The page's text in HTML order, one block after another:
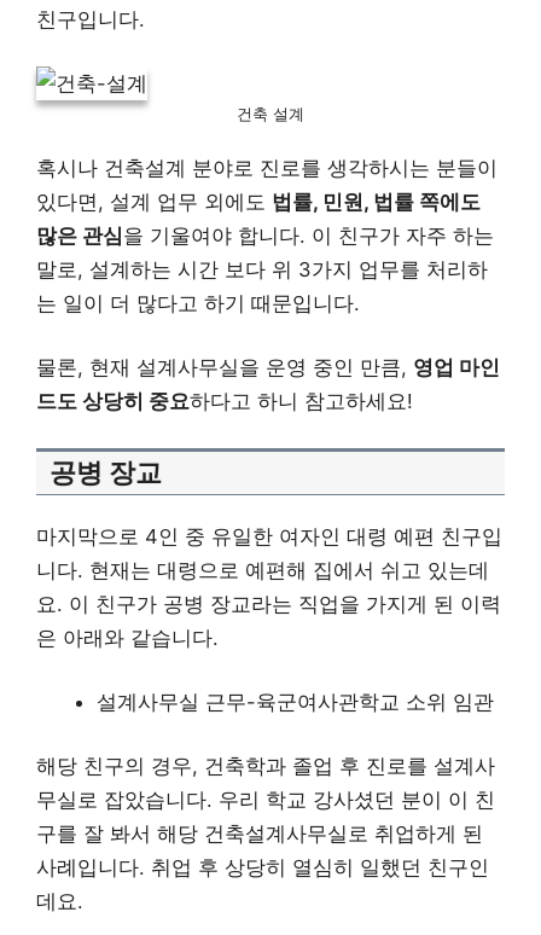
친구입니다.
건축 설계
혹시나 건축설계 분야로 진로를 생각하시는 분들이
있다면, 설계 업무 외에도 법률, 민원, 법률 쪽에도
많은 관심을 기울여야 합니다. 이 친구가 자주 하는
말로, 설계하는 시간 보다 위 3가지 업무를 처리하
는 일이 더 많다고 하기 때문입니다.
물론, 현재 설계사무실을 운영 중인 만큼, 영업 마인
드도 상당히 중요하다고 하니 참고하세요!
공병 장교
마지막으로 4인 중 유일한 여자인 대령 예편 친구입
니다. 현재는 대령으로 예편해 집에서 쉬고 있는데
요. 이 친구가 공병 장교라는 직업을 가지게 된 이력
은 아래와 같습니다.
설계사무실 근무-육군여사관학교 소위 임관
해당 친구의 경우, 건축학과 졸업 후 진로를 설계사
무실로 잡았습니다. 우리 학교 강사셨던 분이 이 친
구를 잘 봐서 해당 건축설계사무실로 취업하게 된
사례입니다. 취업 후 상당히 열심히 일했던 친구인
데요.